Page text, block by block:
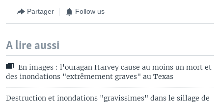
Partager Follow us
A lire aussi
En images : l'ouragan Harvey cause au moins un mort et
des inondations "extrêmement graves" au Texas
Destruction et inondations "gravissimes" dans le sillage de